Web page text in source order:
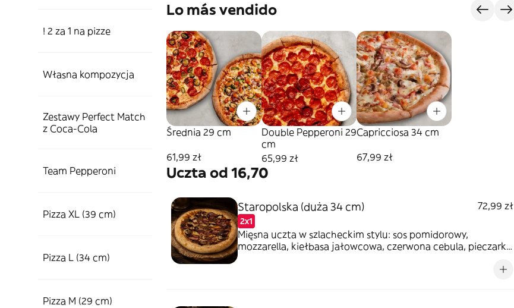
! 2 za 1 na pizze
Własna kompozycja
Zestawy Perfect Match
z Coca-Cola
Team Pepperoni
Pizza XL (39 cm)
Pizza L (34 cm)
Pizza M (29 cm)
Lo más vendido
Średnia 29 cm
61,99 zł
Double Pepperoni 29
cm
65,99 zł
Capricciosa 34 cm
67,99 zł
Uczta od 16,70
Staropolska (duża 34 cm)
2x1
72,99 zł
Mięsna uczta w szlacheckim stylu: sos pomidorowy,
mozzarella, kiełbasa jałowcowa, czerwona cebula, pieczarki,